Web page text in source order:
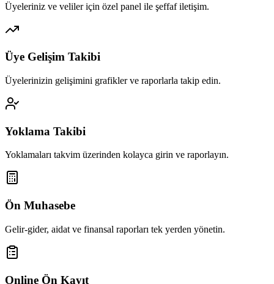
Üyeleriniz ve veliler için özel panel ile şeffaf iletişim.
Üye Gelişim Takibi
Üyelerinizin gelişimini grafikler ve raporlarla takip edin.
Yoklama Takibi
Yoklamaları takvim üzerinden kolayca girin ve raporlayın.
Ön Muhasebe
Gelir-gider, aidat ve finansal raporları tek yerden yönetin.
Online Ön Kayıt